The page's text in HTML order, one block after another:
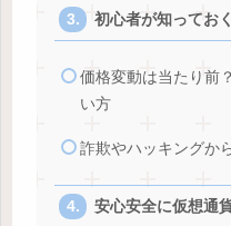
初心者が知ってお
価格変動は当たり前
い方
詐欺やハッキングか
安心安全に仮想通